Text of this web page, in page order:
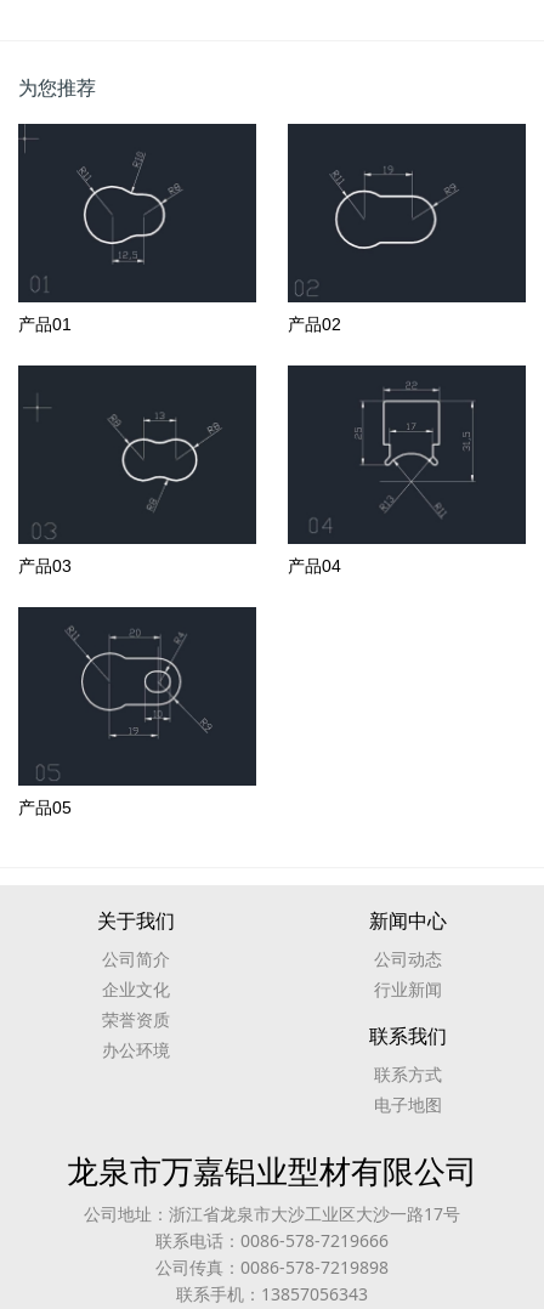
为您推荐
产品01 产品02
产品03 产品04
产品05
关于我们
公司简介
企业文化
荣誉资质
办公环境
新闻中心
公司动态
行业新闻
联系我们
联系方式
电子地图
龙泉市万嘉铝业型材有限公司
公司地址：浙江省龙泉市大沙工业区大沙一路17号
联系电话：0086-578-7219666
公司传真：0086-578-7219898
联系手机：13857056343